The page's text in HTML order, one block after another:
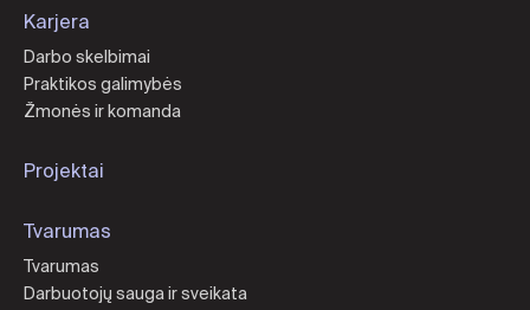
Karjera
Darbo skelbimai
Praktikos galimybės
Žmonės ir komanda
Projektai
Tvarumas
Tvarumas
Darbuotojų sauga ir sveikata